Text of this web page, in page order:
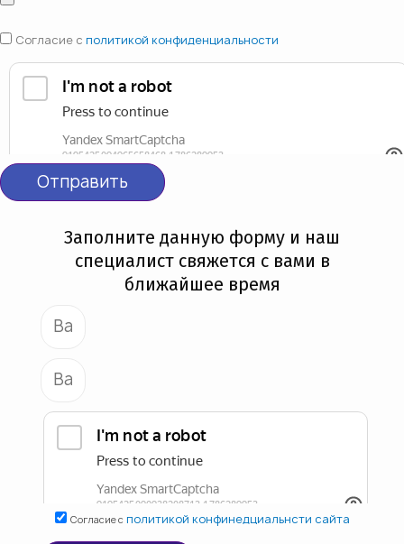
Согласие с политикой конфиденциальности
Отправить
Заполните данную форму и наш
специалист свяжется с вами в
ближайшее время
Согласие с политикой конфинедциальнсти сайта